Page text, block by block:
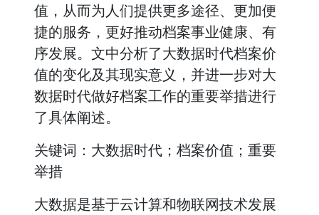
值，从而为人们提供更多途径、更加便
捷的服务，更好推动档案事业健康、有
序发展。文中分析了大数据时代档案价
值的变化及其现实意义，并进一步对大
数据时代做好档案工作的重要举措进行
了具体阐述。
关键词：大数据时代；档案价值；重要
举措
大数据是基于云计算和物联网技术发展